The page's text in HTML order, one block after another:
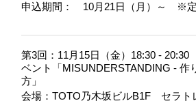
申込期間： 10月21日（月）～ ※定
第3回：11月15日（金）18:30 - 20:30
ベント「MISUNDERSTANDING - 作
方」
会場：TOTO乃木坂ビルB1F セラト